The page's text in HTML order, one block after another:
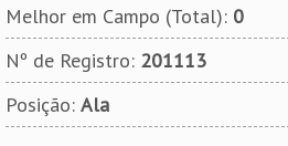
Melhor em Campo (Total): 0
Nº de Registro: 201113
Posição: Ala